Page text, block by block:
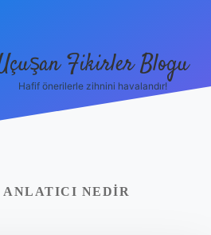
Fikirler Blogu
Hafif önerilerle zihnini havalandır!
NEDIR